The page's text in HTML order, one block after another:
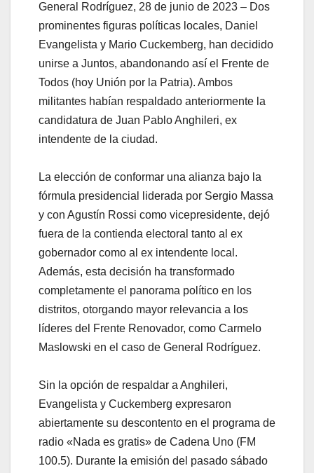
General Rodríguez, 28 de junio de 2023 – Dos
prominentes figuras políticas locales, Daniel
Evangelista y Mario Cuckemberg, han decidido
unirse a Juntos, abandonando así el Frente de
Todos (hoy Unión por la Patria). Ambos
militantes habían respaldado anteriormente la
candidatura de Juan Pablo Anghileri, ex
intendente de la ciudad.
La elección de conformar una alianza bajo la
fórmula presidencial liderada por Sergio Massa
y con Agustín Rossi como vicepresidente, dejó
fuera de la contienda electoral tanto al ex
gobernador como al ex intendente local.
Además, esta decisión ha transformado
completamente el panorama político en los
distritos, otorgando mayor relevancia a los
líderes del Frente Renovador, como Carmelo
Maslowski en el caso de General Rodríguez.
Sin la opción de respaldar a Anghileri,
Evangelista y Cuckemberg expresaron
abiertamente su descontento en el programa de
radio «Nada es gratis» de Cadena Uno (FM
100.5). Durante la emisión del pasado sábado